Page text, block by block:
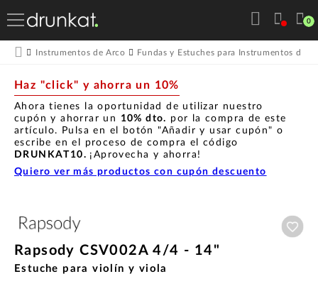
0
Instrumentos de Arco Fundas y Estuches para Instrumentos de
Haz "click" y ahorra un 10%
Ahora tienes la oportunidad de utilizar nuestro
cupón y ahorrar un 10% dto. por la compra de este
artículo. Pulsa en el botón "Añadir y usar cupón" o
escribe en el proceso de compra el código
DRUNKAT10. ¡Aprovecha y ahorra!
Quiero ver más productos con cupón descuento
Rapsody CSV002A 4/4 - 14"
Estuche para violín y viola